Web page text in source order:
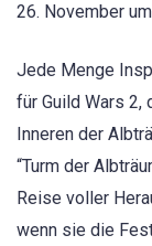
26. November
Jede Menge
für Guild Wars 2,
Inneren der
“Turm der
Reise voller
wenn sie die